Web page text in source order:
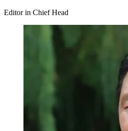
Editor in Chief Head